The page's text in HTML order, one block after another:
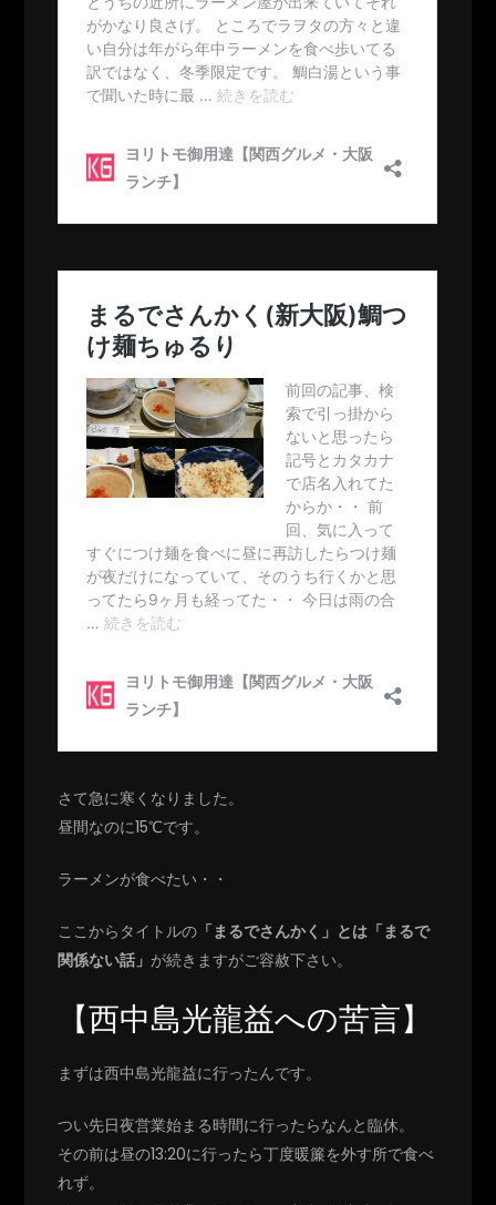
さて急に寒くなりました。
昼間なのに15℃です。
ラーメンが食べたい・・
ここからタイトルの 「まるでさんかく」とは「まるで
関係ない話」が続きますがご容赦下さい。
【西中島光龍益への苦言】
まずは西中島光龍益に行ったんです。
つい先日夜営業始まる時間に行ったらなんと臨休。
その前は昼の13:20に行ったら丁度暖簾を外す所で食べ
れず。